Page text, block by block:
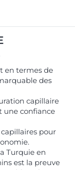
en termes de
des
capillaire
une confiance
pour
Turquie en
est la preuve